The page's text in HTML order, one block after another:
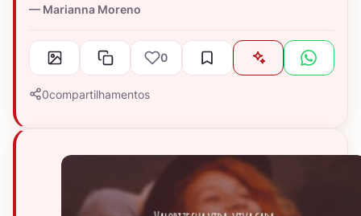
Marianna Moreno
0
0compartilhamentos